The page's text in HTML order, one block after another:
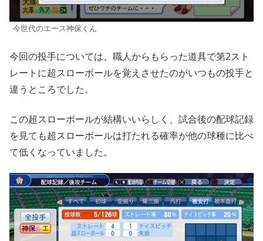
今世代のエース神保くん
今回の投手については、職人からもらった道具で第2スト
レートに超スローボールを覚えさせたのがいつもの投手と
違うところでした。
この超スローボールが結構いいらしく、試合後の配球記録
を見ても超スローボールは打たれる確率が他の球種に比べ
て低くなっていました。